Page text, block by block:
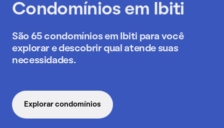
Condomínios em Ibiti
São 65 condomínios em Ibiti para você
explorar e descobrir qual atende suas
necessidades.
Explorar condomínios